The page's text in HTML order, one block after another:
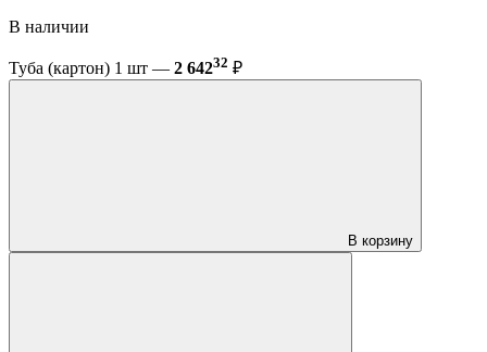
В наличии
Туба (картон) 1 шт — 2 64232 ₽
В корзину